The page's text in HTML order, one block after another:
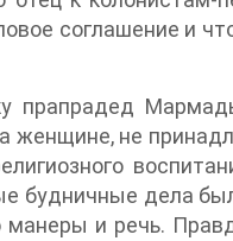
соглашение и
прапрадед
женщине, не
будничные дела
и речь.